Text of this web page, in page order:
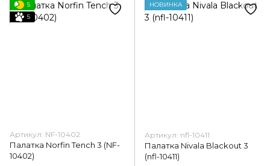
5
5
Артикул: NF-10402
Палатка Norfin Tench 3 (NF-
10402)
НОВИНКА
Артикул: nfl-10411
Палатка Nivala Blackout 3
(nfl-10411)